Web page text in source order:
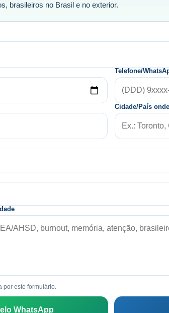
brasileiros no Brasil e no exterior.
Telefone/
Cidade/País
por este formulário.
WhatsApp